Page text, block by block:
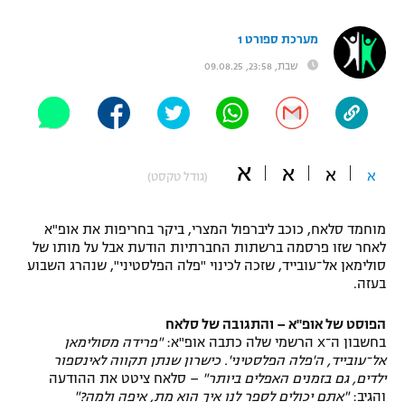
"מעל הליגה" – פודקאסט
תקנון משתתפים וזוכים בפרסים
תקנון עבור פעילות ספורט 1 – "מרלן"
טניס
גיימינג E-Sports
תנאי שימוש
מכבי נתניה
בני יהודה
ליגות נוספות
UFC
היאבקות WWE
כדורמים
פוטבול אמריקאי NFL
בייסבול MLB
ספורט אתגרי ואקסטרים
מערכת ספורט 1
שבת, 23:58, 09.08.25
א א א א (גודל טקסט)
מוחמד סלאח, כוכב ליברפול המצרי, ביקר בחריפות את אופ"א
לאחר שזו פרסמה ברשתות החברתיות הודעת אבל על מותו של
סולימאן אל־עובייד, שזכה לכינוי "פלה הפלסטיני", שנהרג השבוע
בעזה.
הפוסט של אופ"א – והתגובה של סלאח
בחשבון ה־X הרשמי שלה כתבה אופ"א:
"פרידה מסולימאן
אל־עובייד, ה'פלה הפלסטיני'. כישרון שנתן תקווה לאינספור
ילדים, גם בזמנים האפלים ביותר" – סלאח ציטט את ההודעה
והגיב:"אתם יכולים לספר לנו איך הוא מת, איפה ולמה?"